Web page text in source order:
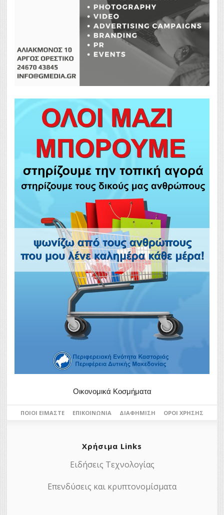
Οικονομικά Κοσμήματα
ΠΟΙΟΙ ΕΊΜΑΣΤΕ ΕΠΙΚΟΙΝΩΝΊΑ ΔΙΑΦΉΜΙΣΗ ΌΡΟΙ ΧΡΉΣΗΣ
Χρήσιμα Links
Ειδήσεις Τεχνολογίας
Επενδύσεις και κρυπτονομίσματα